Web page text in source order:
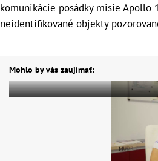
komunikácie posádky misie Apollo
neidentifikované objekty
Mohlo by vás zaujímať: